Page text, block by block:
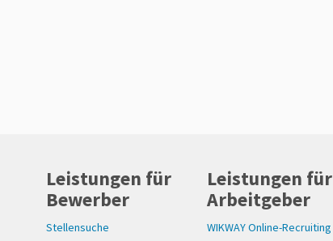
Leistungen für
Bewerber
Stellensuche
Leistungen für
Arbeitgeber
WIKWAY Online-Recruiting